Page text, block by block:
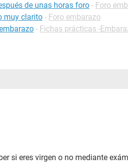
de unas horas foro - Foro
muy clarito - Foro embarazo
- Fichas prácticas -
si eres virgen o no mediante